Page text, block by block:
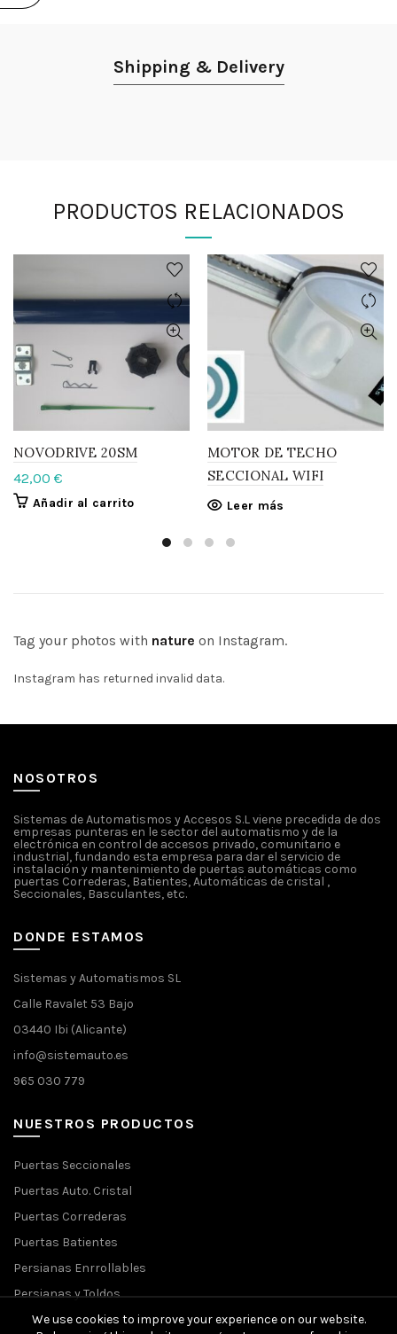
Shipping & Delivery
PRODUCTOS RELACIONADOS
NOVODRIVE 20SM
42,00 €
Añadir al carrito
MOTOR DE TECHO
SECCIONAL WIFI
Leer más
Tag your photos with nature on Instagram.
Instagram has returned invalid data.
NOSOTROS
Sistemas de Automatismos y Accesos S.L viene precedida de dos
empresas punteras en le sector del automatismo y de la
electrónica en control de accesos privado, comunitario e
industrial, fundando esta empresa para dar el servicio de
instalación y mantenimiento de puertas automáticas como
puertas Correderas, Batientes, Automáticas de cristal ,
Seccionales, Basculantes, etc.
DONDE ESTAMOS
Sistemas y Automatismos SL
Calle Ravalet 53 Bajo
03440 Ibi (Alicante)
info@sistemauto.es
965 030 779
NUESTROS PRODUCTOS
Puertas Seccionales
Puertas Auto. Cristal
Puertas Correderas
Puertas Batientes
Persianas Enrrollables
Persianas y Toldos
We use cookies to improve your experience on our website.